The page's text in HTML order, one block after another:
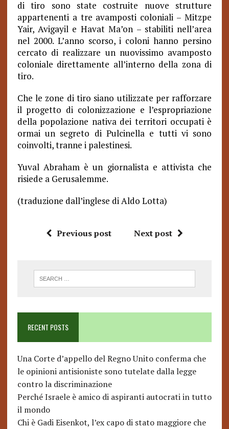
di tiro sono state costruite nuove strutture
appartenenti a tre avamposti coloniali – Mitzpe
Yair, Avigayil e Havat Ma’on – stabiliti nell’area
nel 2000. L’anno scorso, i coloni hanno persino
cercato di realizzare un nuovissimo avamposto
coloniale direttamente all’interno della zona di
tiro.
Che le zone di tiro siano utilizzate per rafforzare
il progetto di colonizzazione e l’espropriazione
della popolazione nativa dei territori occupati è
ormai un segreto di Pulcinella e tutti vi sono
coinvolti, tranne i palestinesi.
Yuval Abraham è un giornalista e attivista che
risiede a Gerusalemme.
(traduzione dall’inglese di Aldo Lotta)
Previous post Next post
RECENT POSTS
Una Corte d’appello del Regno Unito conferma che
le opinioni antisioniste sono tutelate dalla legge
contro la discriminazione
Perché Israele è amico di aspiranti autocrati in tutto
il mondo
Chi è Gadi Eisenkot, l’ex capo di stato maggiore che